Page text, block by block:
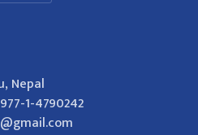
Nepal
1-4790242